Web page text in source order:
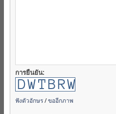
การยืนยัน:
ฟังตัวอักษร/ขออีกภาพ